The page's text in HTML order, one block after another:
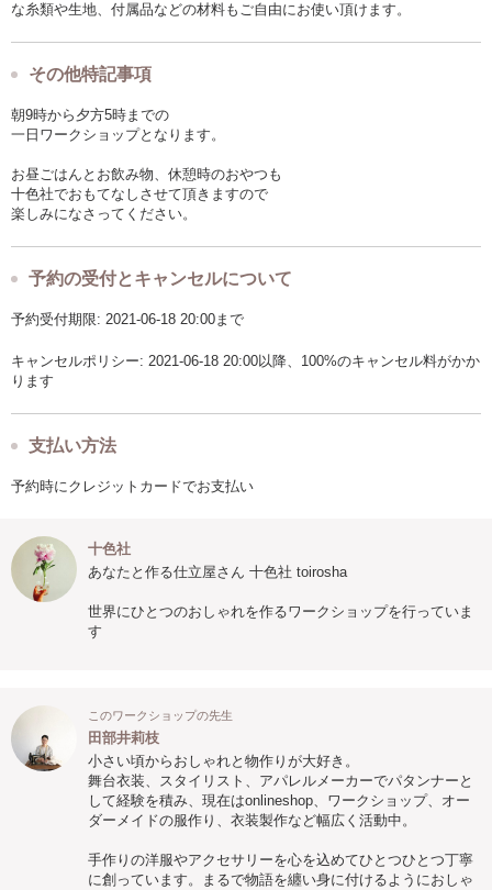
な糸類や生地、付属品などの材料もご自由にお使い頂けます。
その他特記事項
朝9時から夕方5時までの
一日ワークショップとなります。
お昼ごはんとお飲み物、休憩時のおやつも
十色社でおもてなしさせて頂きますので
楽しみになさってください。
予約の受付とキャンセルについて
予約受付期限: 2021-06-18 20:00まで
キャンセルポリシー: 2021-06-18 20:00以降、100%のキャンセル料がかか
ります
支払い方法
予約時にクレジットカードでお支払い
十色社
あなたと作る仕立屋さん 十色社 toirosha
世界にひとつのおしゃれを作るワークショップを行っていま
す
このワークショップの先生
田部井莉枝
小さい頃からおしゃれと物作りが大好き。
舞台衣装、スタイリスト、アパレルメーカーでパタンナーと
して経験を積み、現在はonlineshop、ワークショップ、オー
ダーメイドの服作り、衣装製作など幅広く活動中。
手作りの洋服やアクセサリーを心を込めてひとつひとつ丁寧
に創っています。まるで物語を纏い身に付けるようにおしゃ